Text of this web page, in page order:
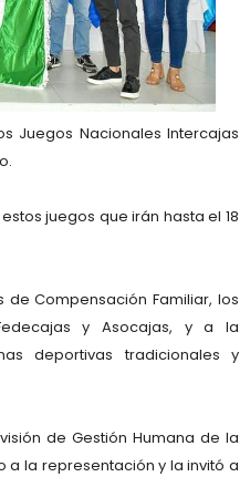
Juegos Nacionales Intercajas
juegos que irán hasta el 18
Compensación Familiar, los
y Asocajas, y a la
deportivas tradicionales y
de Gestión Humana de la
a la representación y la invitó a